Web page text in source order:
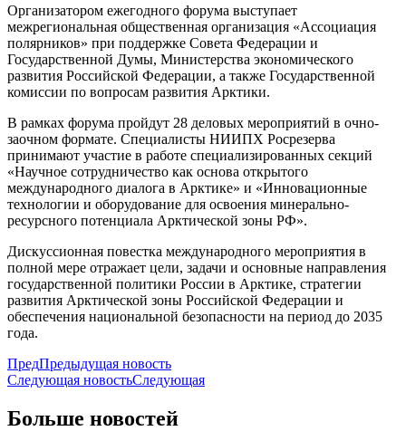
Организатором ежегодного форума выступает
межрегиональная общественная организация «Ассоциация
полярников» при поддержке Совета Федерации и
Государственной Думы, Министерства экономического
развития Российской Федерации, а также Государственной
комиссии по вопросам развития Арктики.
В рамках форума пройдут 28 деловых мероприятий в очно-
заочном формате. Специалисты НИИПХ Росрезерва
принимают участие в работе специализированных секций
«Научное сотрудничество как основа открытого
международного диалога в Арктике» и «Инновационные
технологии и оборудование для освоения минерально-
ресурсного потенциала Арктической зоны РФ».
Дискуссионная повестка международного мероприятия в
полной мере отражает цели, задачи и основные направления
государственной политики России в Арктике, стратегии
развития Арктической зоны Российской Федерации и
обеспечения национальной безопасности на период до 2035
года.
ПредПредыдущая новость
Следующая новостьСледующая
Больше новостей